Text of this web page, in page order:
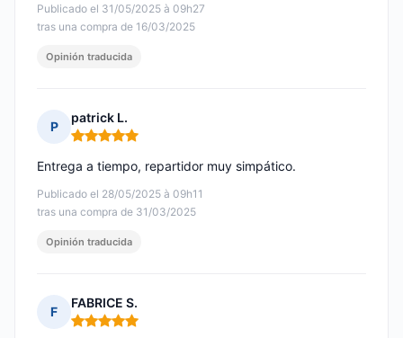
Publicado el 31/05/2025 à 09h27
tras una compra de 16/03/2025
Opinión traducida
P
patrick L.
Nota: 5 de 5
Publicado el 28/05/2025 à 09h11
tras una compra de 31/03/2025
Entrega a tiempo, repartidor muy simpático.
Opinión traducida
F
FABRICE S.
Nota: 5 de 5